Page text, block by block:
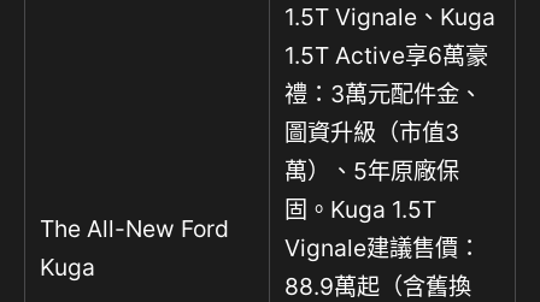
The All-New Ford
Kuga
1.5T Vignale、Kuga
1.5T Active享6萬豪
禮：3萬元配件金、
圖資升級（市值3
萬）、5年原廠保
固。Kuga 1.5T
Vignale建議售價：
88.9萬起（含舊換